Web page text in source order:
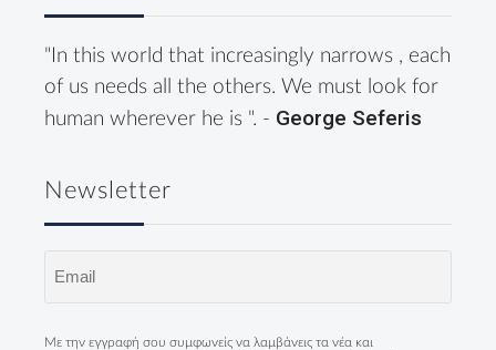
"In this world that increasingly narrows , each
of us needs all the others. We must look for
human wherever he is ". - George Seferis
Newsletter
Με την εγγραφή σου συμφωνείς να λαμβάνεις τα νέα και